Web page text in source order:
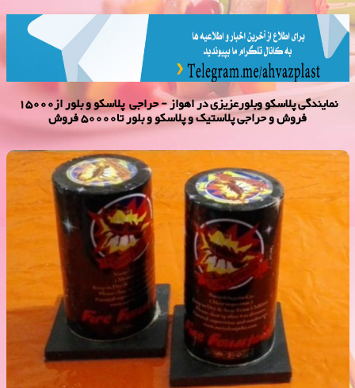
نمایندگی پلاسكو وبلورعزیزی در اهواز - حراجی پلاسکو و بلور از15000
فروش و حراجی پلاستیک و پلاسکو و بلور تا50000 فروش